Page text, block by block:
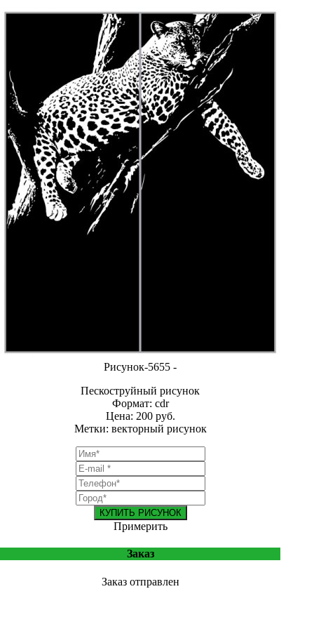
Рисунок-5655 -
Пескоструйный рисунок
Формат: cdr
Цена: 200 руб.
Метки: векторный рисунок
КУПИТЬ РИСУНОК
Примерить
Заказ
Заказ отправлен